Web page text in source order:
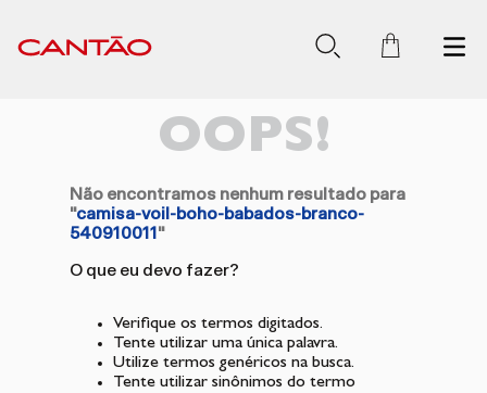
OOPS!
Não encontramos nenhum resultado para
"camisa-voil-boho-babados-branco-
540910011 "
O que eu devo fazer?
Verifique os termos digitados.
Tente utilizar uma única palavra.
Utilize termos genéricos na busca.
Tente utilizar sinônimos do termo